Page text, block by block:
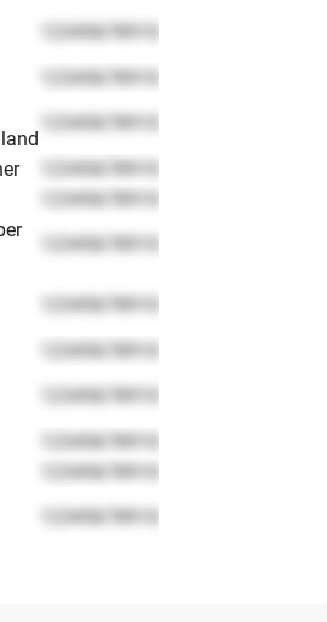
12345678910
12345678910
12345678910
12345678910
12345678910
12345678910
12345678910
12345678910
12345678910
12345678910
12345678910
12345678910